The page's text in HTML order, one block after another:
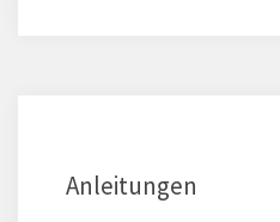
Anleitungen